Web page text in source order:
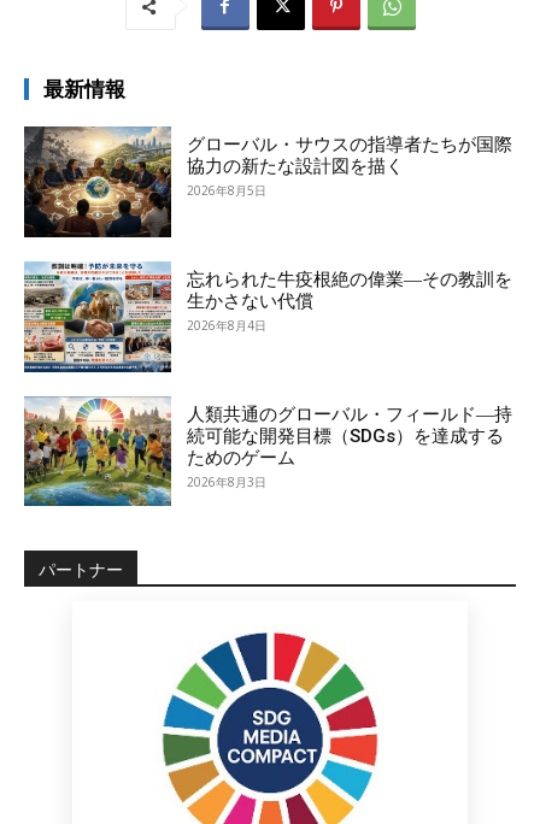
最新情報
グローバル・サウスの指導者たちが国際
協力の新たな設計図を描く
2026年8月5日
忘れられた牛疫根絶の偉業―その教訓を
生かさない代償
2026年8月4日
人類共通のグローバル・フィールド―持
続可能な開発目標（SDGs）を達成する
ためのゲーム
2026年8月3日
パートナー